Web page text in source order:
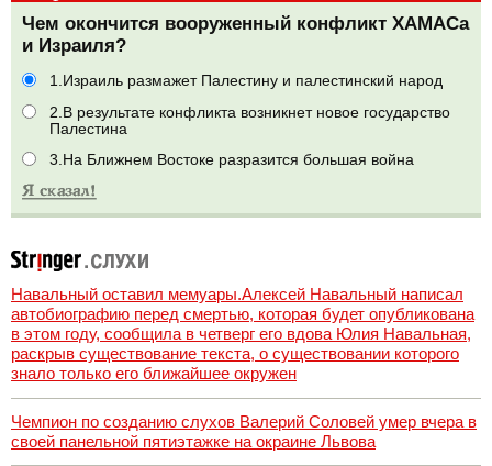
Чем окончится вооруженный конфликт ХАМАСа
и Израиля?
1.Израиль размажет Палестину и палестинский народ
2.В результате конфликта возникнет новое государство
Палестина
3.На Ближнем Востоке разразится большая война
Навальный оставил мемуары.Алексей Навальный написал
автобиографию перед смертью, которая будет опубликована
в этом году, сообщила в четверг его вдова Юлия Навальная,
раскрыв существование текста, о существовании которого
знало только его ближайшее окружен
Чемпион по созданию слухов Валерий Соловей умер вчера в
своей панельной пятиэтажке на окраине Львова